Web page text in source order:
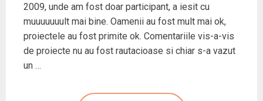
2009, unde am fost doar participant, a iesit cu
muuuuuuult mai bine. Oamenii au fost mult mai ok,
proiectele au fost primite ok. Comentariile vis-a-vis
de proiecte nu au fost rautacioase si chiar s-a vazut
un …